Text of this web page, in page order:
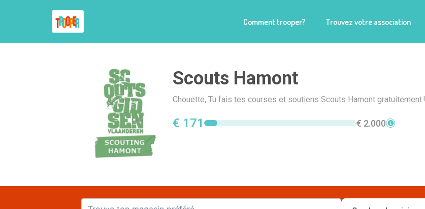
Comment trooper? Trouvez votre association
Scouts Hamont
Chouette, Tu fais tes courses et soutiens Scouts Hamont gratuitement !
€ 171 € 2.000